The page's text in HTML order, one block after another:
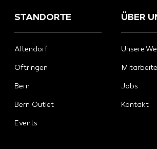
STANDORTE
Altendorf
Oftringen
Bern
Bern Outlet
Events
ÜBER
Unsere
Jobs
Kontakt